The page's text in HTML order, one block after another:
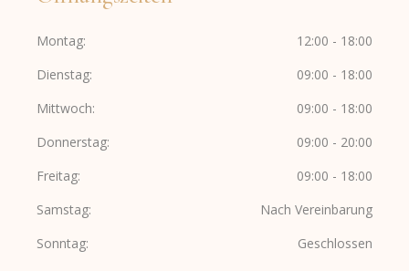
Montag
12:00 - 18:00
Dienstag
09:00 - 18:00
Mittwoch
09:00 - 18:00
Donnerstag
09:00 - 20:00
Freitag
09:00 - 18:00
Samstag
Nach Vereinbarung
Sonntag
Geschlossen